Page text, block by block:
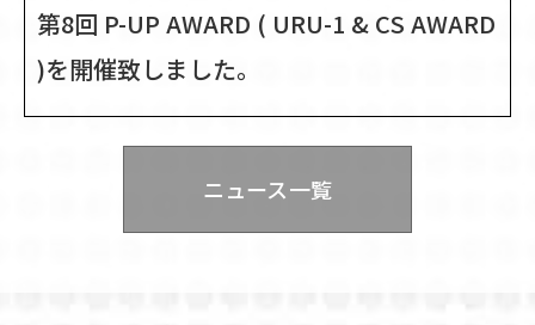
第8回 P-UP AWARD ( URU-1 & CS AWARD
)を開催致しました。
ニュース一覧